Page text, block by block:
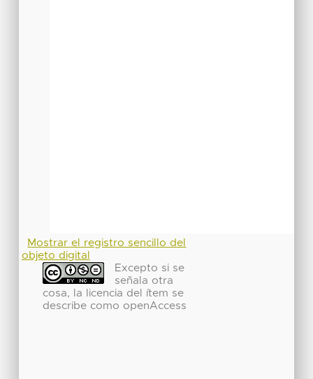
Mostrar el registro sencillo del
objeto digital
Excepto si se
señala otra
cosa, la licencia del ítem se
describe como openAccess